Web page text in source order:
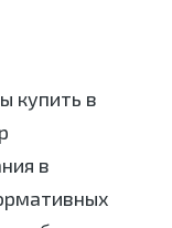
купить в
в